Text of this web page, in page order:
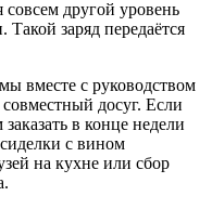
другой уровень
заряд передаётся
вместе с руководством
досуг. Если
в конце недели
с вином
на кухне или сбор